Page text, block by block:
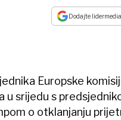
Dodajte
Europske
u srijedu s
o otklanjanju